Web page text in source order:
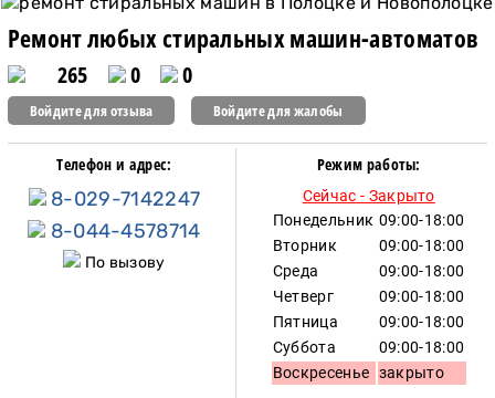
Ремонт любых стиральных машин-автоматов
265 0 0
Войдите для отзыва Войдите для жалобы
Телефон и адрес:
8-029-7142247
8-044-4578714
По вызову
Режим работы:
Сейчас - Закрыто
Понедельник 09:00-18:00
Вторник
09:00-18:00
Среда
09:00-18:00
Четверг
09:00-18:00
Пятница
09:00-18:00
Суббота
09:00-18:00
Воскресенье закрыто